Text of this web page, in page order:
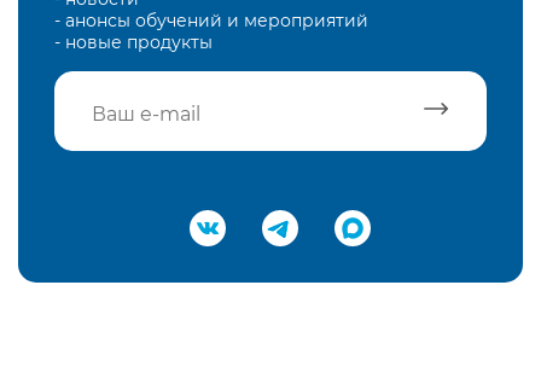
- анонсы обучений и мероприятий
- новые продукты
Подтвердить e-mail